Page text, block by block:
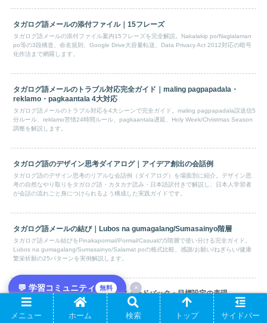
💬 学習コミュニティ 無料 ×
タガログ語メールの添付ファイル｜15フレーズ
タガログ語メールの添付ファイル案内15フレーズを完全解説。Nakalakip po/Naglalaman
po等の3段構造、命名規則、Google Drive大容量転送、Data Privacy Act 2012対応の暗号
化作法まで網羅します。
タガログ語メールのトラブル対応完全ガイド｜maling pagpapadala・
reklamo・pagkaantala 4大対応
タガログ語メールのトラブル対応を4大シーンで完全ガイド。maling pagpapadala誤送信5
分ルール、reklamo苦情24時間ルール、pagkaantala遅延、Holy Week/Christmas Season
調整を解説します。
タガログ語のデザイン思考ダイアログ｜アイデア創出の会話例
タガログ語のデザイン思考のリアルな会話例（ダイアログ）を場面別に紹介。デザイン思
考の自然なやり取りをタガログ語・カタカナ読み・日本語訳付きで解説し、日本人学習者
が会話の流れごと身につけられるよう構成した実践ガイドです。
タガログ語メールの結び｜Lubos na gumagalang/Sumasainyo階層
タガログ語メール結びをPinakapormal/Pormal/Casualの5階層で使い分ける完全ガイド。
Lubos na gumagalang/Sumasainyo/Salamat poの格式比較、感謝/お願い/ねぎらい/健康
繁栄祈願の25パターンを実例解説します。
タガログ語の人事評価フレーズ｜フィードバック・目標設定の表現
タガログ語の人事評価で使う実用フレーズを場面別に徹底解説。人事評価の定番表現をタ
ガログ語・カタカナ読み・日本語訳の3点セットで紹介します。日本人学習者がビジネスの
メニュー ホーム 検索 トップ サイドバー